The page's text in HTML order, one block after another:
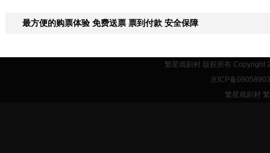
最方便的购票体验 免费送票 票到付款 安全保障
繁星戏剧村 版权所有 Copyright
京ICP备
繁星戏剧村